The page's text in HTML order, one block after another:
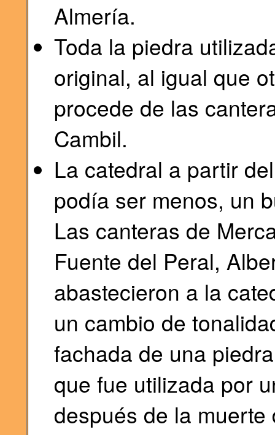
Almería.
Toda la piedra
original, al igual que
procede de las
Cambil.
La catedral a partir
podía ser menos, un
Las canteras de
Fuente del Peral,
abastecieron a la
un cambio de
fachada de una
que fue utilizada por
después de la